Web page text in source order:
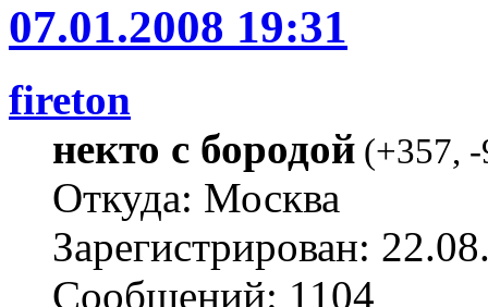
07.01.2008 19:31
fireton
некто с бородой (+357,
Откуда: Москва
Зарегистрирован:
Сообщений: 1104